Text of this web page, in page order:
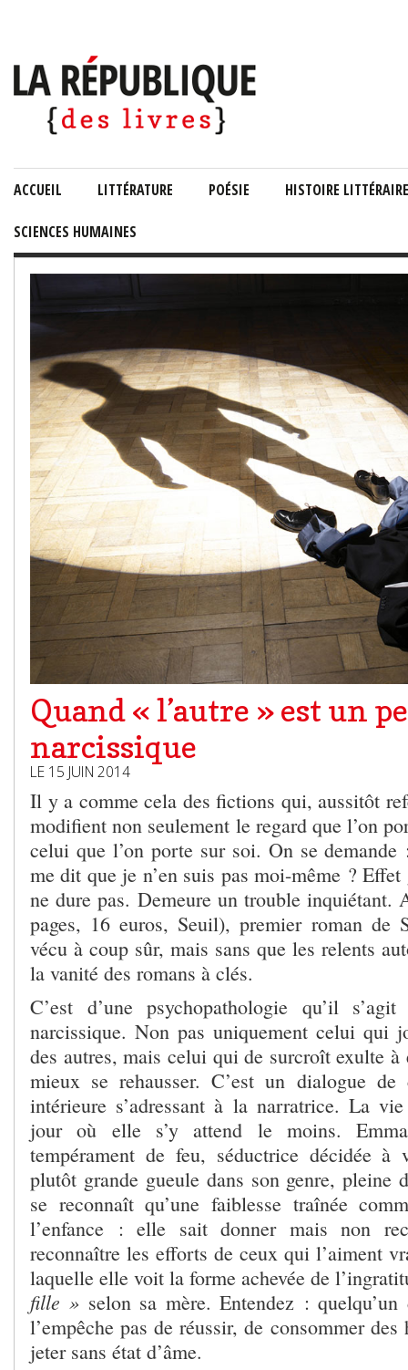
ACCUEIL LITTÉRATURE POÉSIE HISTOIRE LITTÉRAIRE
SCIENCES HUMAINES
Quand « l’autre » est un
narcissique
LE 15 JUIN 2014
Il y a comme cela des fictions qui, aussitôt
modifient non seulement le regard que l’on
celui que l’on porte sur soi. On se
me dit que je n’en suis pas moi-même ?
ne dure pas. Demeure un trouble
pages, 16 euros, Seuil), premier roman de
vécu à coup sûr, mais sans que les relents
la vanité des romans à clés.
C’est d’une psychopathologie qu’il
narcissique. Non pas uniquement celui qui
des autres, mais celui qui de surcroît exulte à
mieux se rehausser. C’est un dialogue de
intérieure s’adressant à la narratrice. La
jour où elle s’y attend le moins.
tempérament de feu, séductrice décidée à
plutôt grande gueule dans son genre, pleine
se reconnaît qu’une faiblesse traînée
l’enfance : elle sait donner mais non
reconnaître les efforts de ceux qui l’aiment
laquelle elle voit la forme achevée de
fille » selon sa mère. Entendez :
l’empêche pas de réussir, de consommer
jeter sans état d’âme.